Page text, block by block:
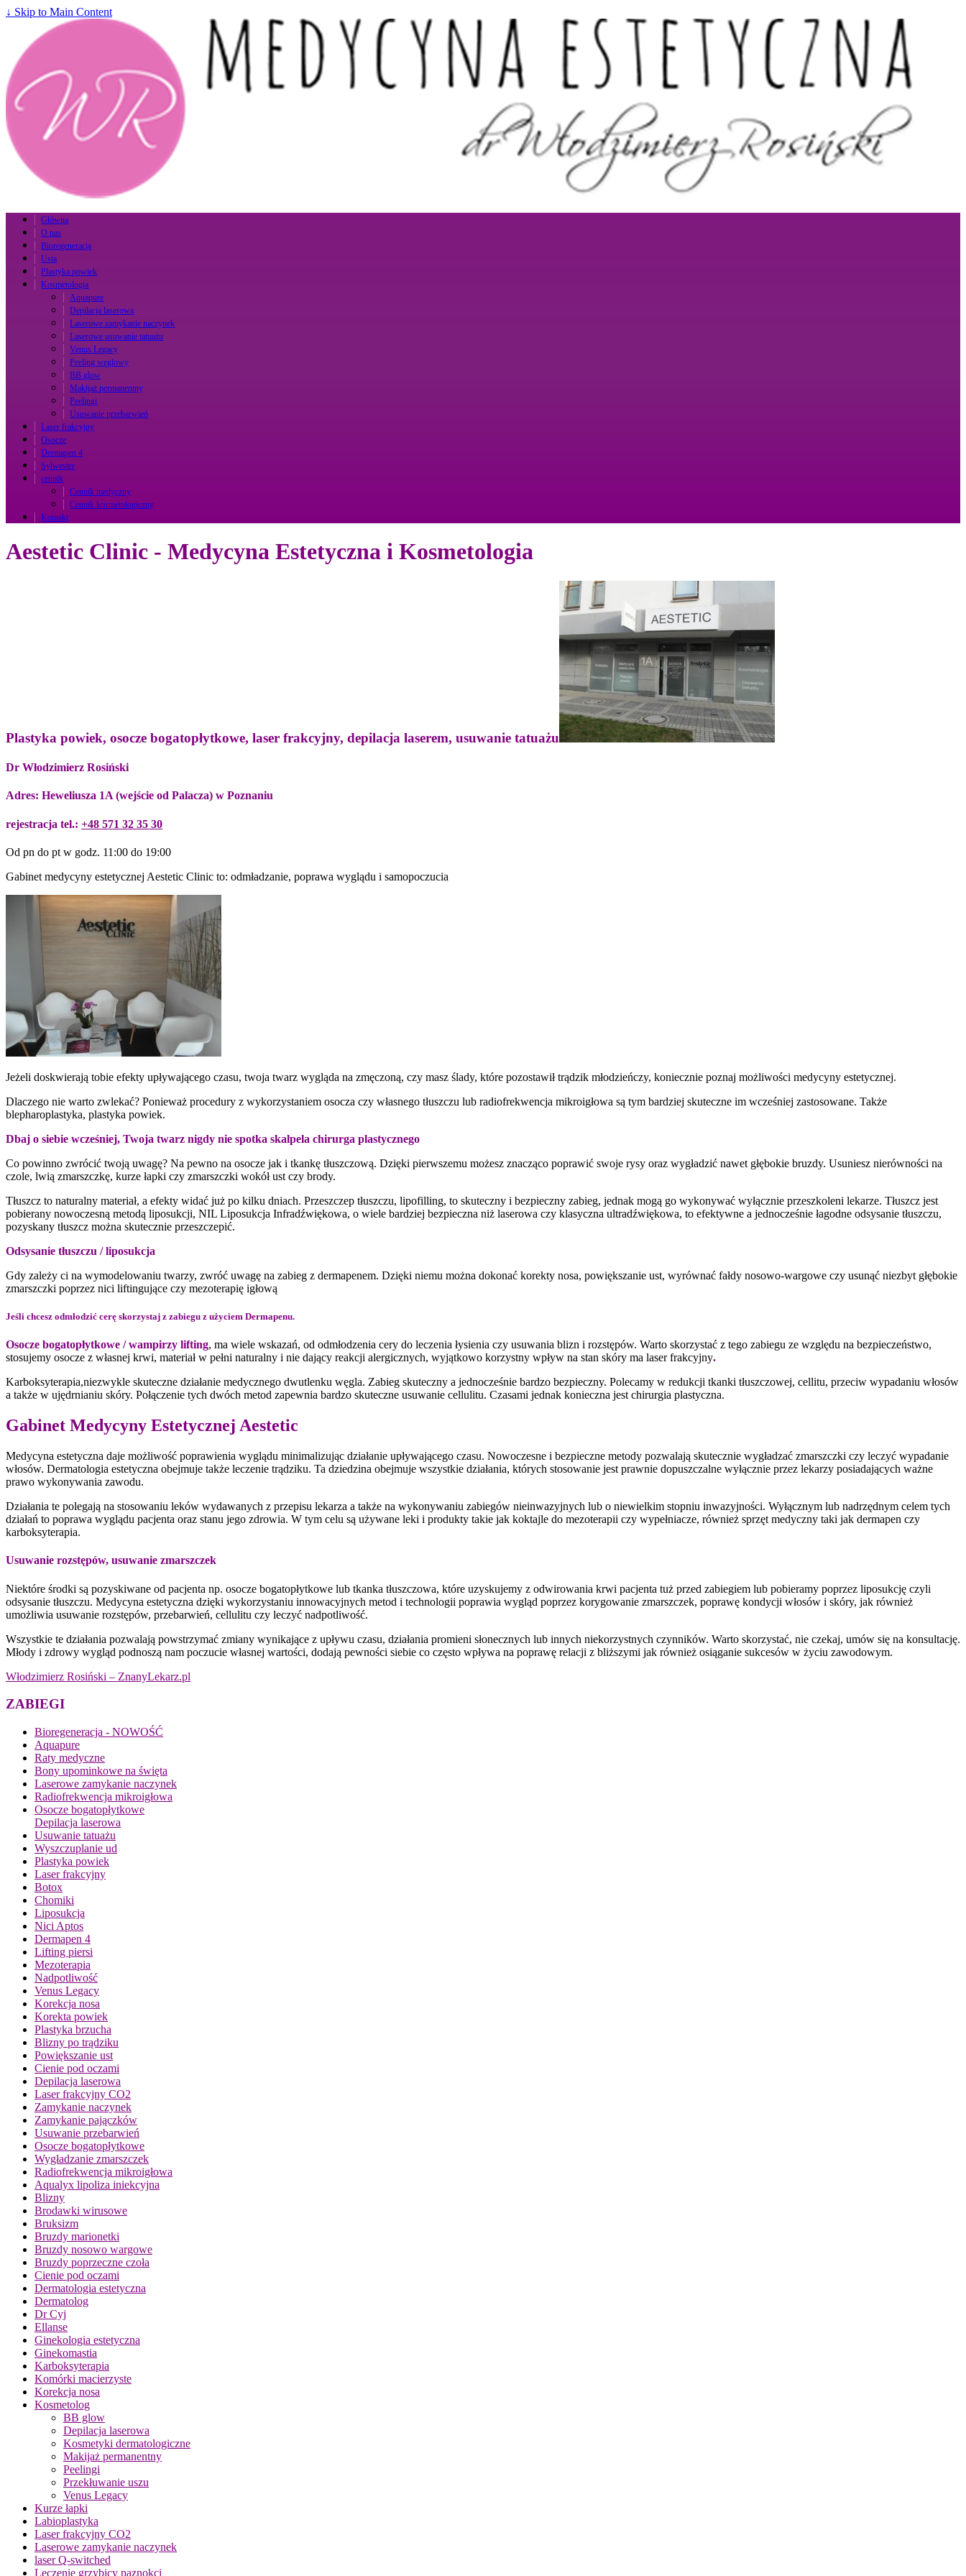
↓ Skip to Main Content
Główna
O nas
Bioregeneracja
Usta
Plastyka powiek
Kosmetologia
Aquapure
Depilacja laserowa
Laserowe zamykanie naczynek
Laserowe usuwanie tatuażu
Venus Legacy
Peeling węglowy
BB glow
Makijaż permanentny
Peelingi
Usuwanie przebarwień
Laser frakcyjny
Osocze
Dermapen 4
Sylwester
cennik
Cennik medyczny
Cennik kosmetologiczny
Kontakt
Aestetic Clinic - Medycyna Estetyczna i Kosmetologia
Plastyka powiek, osocze bogatopłytkowe, laser frakcyjny, depilacja laserem, usuwanie tatuażu
Dr Włodzimierz Rosiński
Adres: Heweliusza 1A (wejście od Palacza) w Poznaniu
rejestracja tel.: +48 571 32 35 30
Od pn do pt w godz. 11:00 do 19:00
Gabinet medycyny estetycznej Aestetic Clinic to: odmładzanie, poprawa wyglądu i samopoczucia
Jeżeli doskwierają tobie efekty upływającego czasu, twoja twarz wygląda na zmęczoną, czy masz ślady, które pozostawił trądzik młodzieńczy, koniecznie poznaj możliwości medycyny estetycznej.
Dlaczego nie warto zwlekać? Ponieważ procedury z wykorzystaniem osocza czy własnego tłuszczu lub radiofrekwencja mikroigłowa są tym bardziej skuteczne im wcześniej zastosowane. Także
blepharoplastyka, plastyka powiek.
Dbaj o siebie wcześniej, Twoja twarz nigdy nie spotka skalpela chirurga plastycznego
Co powinno zwrócić twoją uwagę? Na pewno na osocze jak i tkankę tłuszczową. Dzięki pierwszemu możesz znacząco poprawić swoje rysy oraz wygładzić nawet głębokie bruzdy. Usuniesz nierówności na
czole, lwią zmarszczkę, kurze łapki czy zmarszczki wokół ust czy brody.
Tłuszcz to naturalny materiał, a efekty widać już po kilku dniach. Przeszczep tłuszczu, lipofilling, to skuteczny i bezpieczny zabieg, jednak mogą go wykonywać wyłącznie przeszkoleni lekarze. Tłuszcz jest
pobierany nowoczesną metodą liposukcji, NIL Liposukcja Infradźwiękowa, o wiele bardziej bezpieczna niż laserowa czy klasyczna ultradźwiękowa, to efektywne a jednocześnie łagodne odsysanie tłuszczu,
pozyskany tłuszcz można skutecznie przeszczepić.
Odsysanie tłuszczu / liposukcja
Gdy zależy ci na wymodelowaniu twarzy, zwróć uwagę na zabieg z dermapenem. Dzięki niemu można dokonać korekty nosa, powiększanie ust, wyrównać fałdy nosowo-wargowe czy usunąć niezbyt głębokie
zmarszczki poprzez nici liftingujące czy mezoterapię igłową
Jeśli chcesz odmłodzić cerę skorzystaj z zabiegu z użyciem Dermapenu.
Osocze bogatopłytkowe / wampirzy lifting, ma wiele wskazań, od odmłodzenia cery do leczenia łysienia czy usuwania blizn i rozstępów. Warto skorzystać z tego zabiegu ze względu na bezpieczeństwo,
stosujemy osocze z własnej krwi, materiał w pełni naturalny i nie dający reakcji alergicznych, wyjątkowo korzystny wpływ na stan skóry ma laser frakcyjny.
Karboksyterapia,niezwykle skuteczne działanie medycznego dwutlenku węgla. Zabieg skuteczny a jednocześnie bardzo bezpieczny. Polecamy w redukcji tkanki tłuszczowej, cellitu, przeciw wypadaniu włosów
a także w ujędrnianiu skóry. Połączenie tych dwóch metod zapewnia bardzo skuteczne usuwanie cellulitu. Czasami jednak konieczna jest chirurgia plastyczna.
Gabinet Medycyny Estetycznej Aestetic
Medycyna estetyczna daje możliwość poprawienia wyglądu minimalizując działanie upływającego czasu. Nowoczesne i bezpieczne metody pozwalają skutecznie wygładzać zmarszczki czy leczyć wypadanie
włosów. Dermatologia estetyczna obejmuje także leczenie trądziku. Ta dziedzina obejmuje wszystkie działania, których stosowanie jest prawnie dopuszczalne wyłącznie przez lekarzy posiadających ważne
prawo wykonywania zawodu.
Działania te polegają na stosowaniu leków wydawanych z przepisu lekarza a także na wykonywaniu zabiegów nieinwazyjnych lub o niewielkim stopniu inwazyjności. Wyłącznym lub nadrzędnym celem tych
działań to poprawa wyglądu pacjenta oraz stanu jego zdrowia. W tym celu są używane leki i produkty takie jak koktajle do mezoterapii czy wypełniacze, również sprzęt medyczny taki jak dermapen czy
karboksyterapia.
Usuwanie rozstępów, usuwanie zmarszczek
Niektóre środki są pozyskiwane od pacjenta np. osocze bogatopłytkowe lub tkanka tłuszczowa, które uzyskujemy z odwirowania krwi pacjenta tuż przed zabiegiem lub pobieramy poprzez liposukcję czyli
odsysanie tłuszczu. Medycyna estetyczna dzięki wykorzystaniu innowacyjnych metod i technologii poprawia wygląd poprzez korygowanie zmarszczek, poprawę kondycji włosów i skóry, jak również
umożliwia usuwanie rozstępów, przebarwień, cellulitu czy leczyć nadpotliwość.
Wszystkie te działania pozwalają powstrzymać zmiany wynikające z upływu czasu, działania promieni słonecznych lub innych niekorzystnych czynników. Warto skorzystać, nie czekaj, umów się na konsultację.
Młody i zdrowy wygląd podnoszą nam poczucie własnej wartości, dodają pewności siebie co często wpływa na poprawę relacji z bliższymi jak również osiąganie sukcesów w życiu zawodowym.
Włodzimierz Rosiński – ZnanyLekarz.pl
ZABIEGI
Bioregeneracja - NOWOŚĆ
Aquapure
Raty medyczne
Bony upominkowe na święta
Laserowe zamykanie naczynek
Radiofrekwencja mikroigłowa
Osocze bogatopłytkowe
Depilacja laserowa
Usuwanie tatuażu
Wyszczuplanie ud
Plastyka powiek
Laser frakcyjny
Botox
Chomiki
Liposukcja
Nici Aptos
Dermapen 4
Lifting piersi
Mezoterapia
Nadpotliwość
Venus Legacy
Korekcja nosa
Korekta powiek
Plastyka brzucha
Blizny po trądziku
Powiększanie ust
Cienie pod oczami
Depilacja laserowa
Laser frakcyjny CO2
Zamykanie naczynek
Zamykanie pajączków
Usuwanie przebarwień
Osocze bogatopłytkowe
Wygładzanie zmarszczek
Radiofrekwencja mikroigłowa
Aqualyx lipoliza iniekcyjna
Blizny
Brodawki wirusowe
Bruksizm
Bruzdy marionetki
Bruzdy nosowo wargowe
Bruzdy poprzeczne czoła
Cienie pod oczami
Dermatologia estetyczna
Dermatolog
Dr Cyj
Ellanse
Ginekologia estetyczna
Ginekomastia
Karboksyterapia
Komórki macierzyste
Korekcja nosa
Kosmetolog
BB glow
Depilacja laserowa
Kosmetyki dermatologiczne
Makijaż permanentny
Peelingi
Przekłuwanie uszu
Venus Legacy
Kurze łapki
Labioplastyka
Laser frakcyjny CO2
Laserowe zamykanie naczynek
laser Q-switched
Leczenie grzybicy paznokci